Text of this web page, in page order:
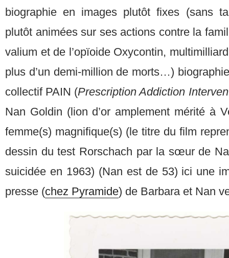
biographie en images plutôt fixes (sans
plutôt animées sur ses actions contre la
valium et de l’opïoide Oxycontin,
plus d’un demi-million de morts…)
collectif PAIN (Prescription Addiction
Nan Goldin (lion d’or amplement mérité à
femme(s) magnifique(s) (le titre du film
dessin du test Rorschach par la sœur de
suicidée en 1963) (Nan est de 53) ici une
presse (chez Pyramide) de Barbara et Nan